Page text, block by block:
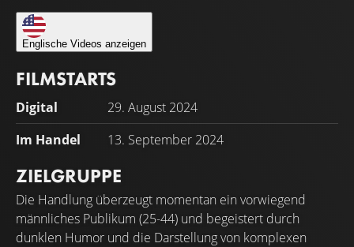
Englische Videos anzeigen
FILMSTARTS
Digital
29. August 2024
Im Handel
13. September 2024
ZIELGRUPPE
Die Handlung überzeugt momentan ein vorwiegend
männliches Publikum (25-44) und begeistert durch
dunklen Humor und die Darstellung von komplexen